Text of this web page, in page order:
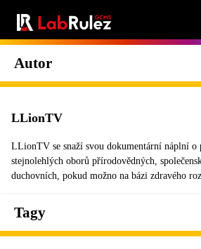
Autor
LLionTV
LLionTV se snaží svou dokumentární náplní
stejnolehlých oborů přírodovědných,
duchovních, pokud možno na bázi zdravého
Tagy